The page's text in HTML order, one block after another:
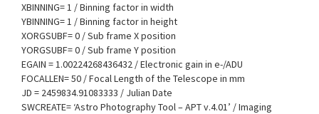
XBINNING= 1 / Binning factor in width
YBINNING= 1 / Binning factor in height
XORGSUBF= 0 / Sub frame X position
YORGSUBF= 0 / Sub frame Y position
EGAIN = 1.00224268436432 / Electronic gain in e-/ADU
FOCALLEN= 50 / Focal Length of the Telescope in mm
JD = 2459834.91083333 / Julian Date
SWCREATE= ‘Astro Photography Tool – APT v.4.01’ / Imaging